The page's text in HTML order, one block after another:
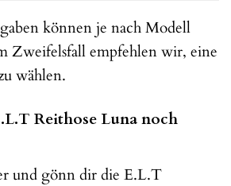
können je nach Modell
Zweifelsfall empfehlen wir, eine
wählen.
Reithose Luna noch
und gönn dir die E.L.T